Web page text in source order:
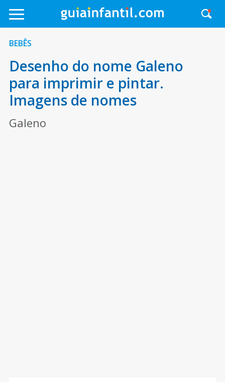
BEBÊS
Desenho do nome Galeno
para imprimir e pintar.
Imagens de nomes
Galeno